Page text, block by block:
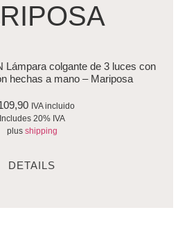
Lámpara colgante de 3 luces con
hechas a mano – Mariposa
IVA incluido
Includes 20% IVA
plus shipping
DETAILS